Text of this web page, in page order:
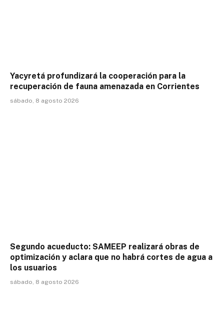
Yacyretá profundizará la cooperación para la
recuperación de fauna amenazada en Corrientes
sábado, 8 agosto 2026
Segundo acueducto: SAMEEP realizará obras de
optimización y aclara que no habrá cortes de agua a
los usuarios
sábado, 8 agosto 2026